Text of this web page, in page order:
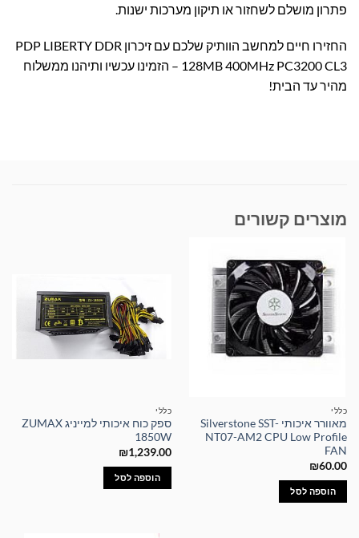
פתרון מושלם לשחזור או תיקון מערכות ישנות.
החזירו חיים למחשב הוותיק שלכם עם זיכרון PDP LIBERTY DDR
128MB 400MHz PC3200 CL3 – הזמינו עכשיו ותיהנו ממשלוח
מהיר עד הבית!
מוצרים קשורים
כללי
מאוורר איכותי Silverstone SST-
NT07-AM2 CPU Low Profile
FAN
₪60.00
הוספה לסל
כללי
ספק כוח איכותי למייניג ZUMAX
1850W
₪1,239.00
הוספה לסל